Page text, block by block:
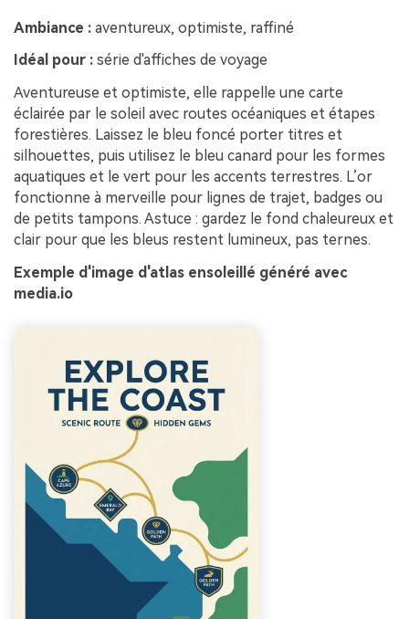
Ambiance : aventureux, optimiste, raffiné
Idéal pour : série d'affiches de voyage
Aventureuse et optimiste, elle rappelle une carte
éclairée par le soleil avec routes océaniques et étapes
forestières. Laissez le bleu foncé porter titres et
silhouettes, puis utilisez le bleu canard pour les formes
aquatiques et le vert pour les accents terrestres. L’or
fonctionne à merveille pour lignes de trajet, badges ou
de petits tampons. Astuce : gardez le fond chaleureux et
clair pour que les bleus restent lumineux, pas ternes.
Exemple d'image d'atlas ensoleillé généré avec
media.io